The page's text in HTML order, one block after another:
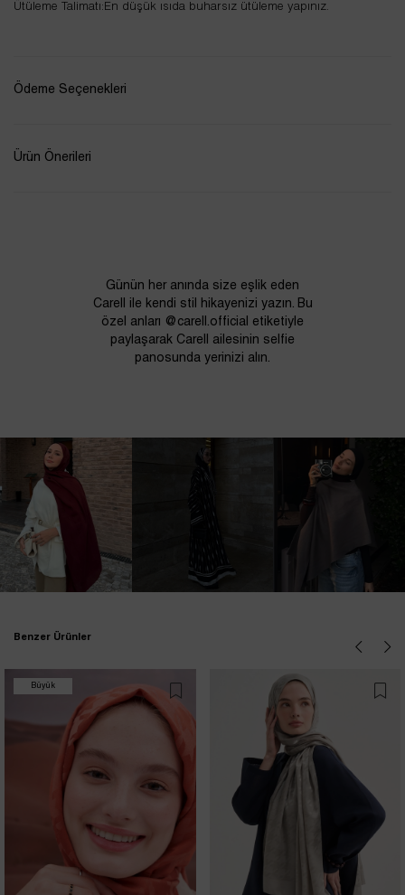
Ütüleme Talimatı:En düşük ısıda buharsız ütüleme yapınız.
Ödeme Seçenekleri
Ürün Önerileri
Günün her anında size eşlik eden
Carell ile kendi stil hikayenizi yazın. Bu
özel anları @carell.official etiketiyle
paylaşarak Carell ailesinin selfie
panosunda yerinizi alın.
Benzer Ürünler
Büyük